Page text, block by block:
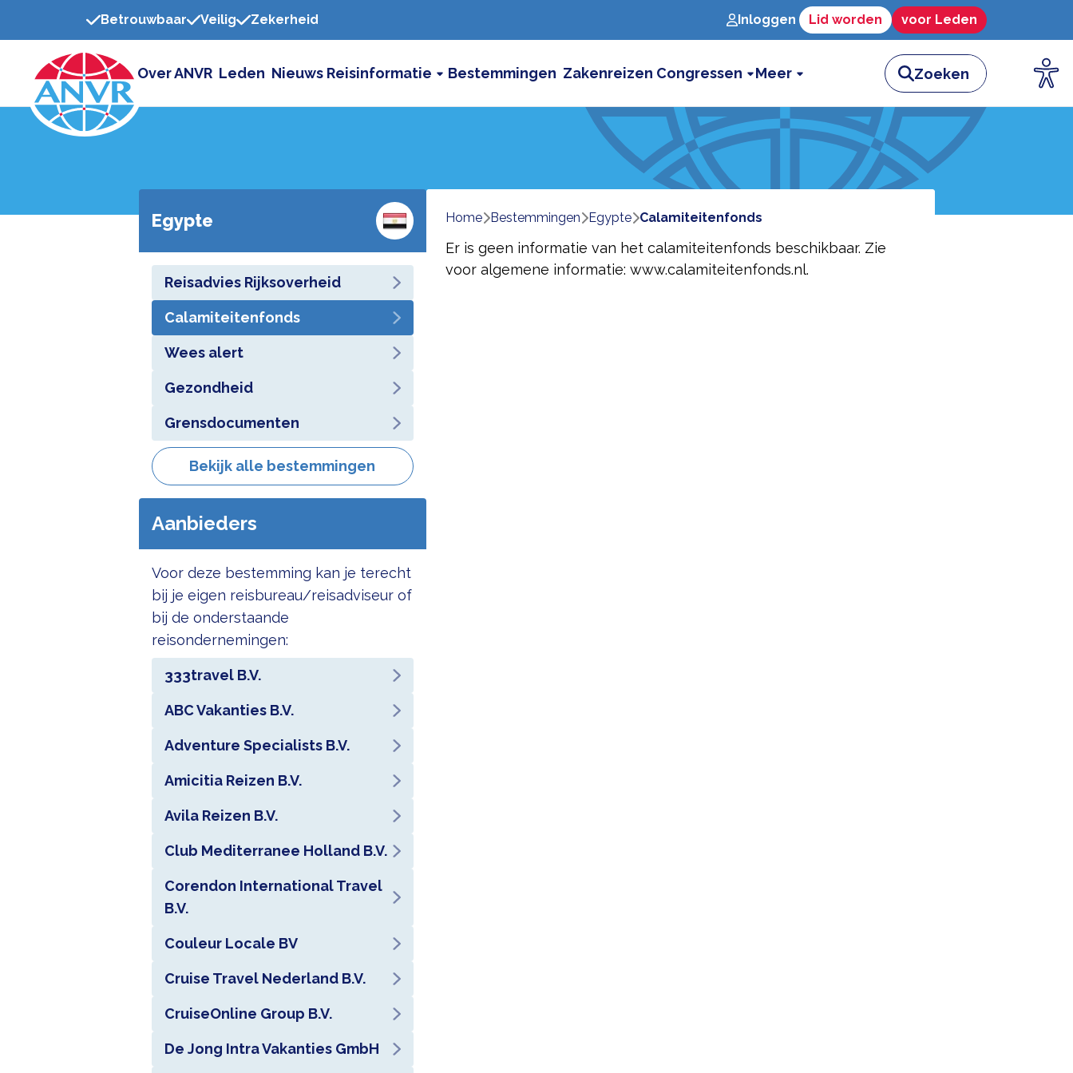
Betrouwbaar Veilig Zekerheid Inloggen Lid worden voor Leden
Over ANVR Leden Nieuws Reisinformatie Bestemmingen Zakenreizen Congressen Meer
Egypte
Reisadvies Rijksoverheid
Calamiteitenfonds
Wees alert
Gezondheid
Grensdocumenten
Bekijk alle bestemmingen
Aanbieders
Voor deze bestemming kan je terecht
bij je eigen reisbureau/reisadviseur of
bij de onderstaande
reisondernemingen:
333travel B.V.
ABC Vakanties B.V.
Adventure Specialists B.V.
Amicitia Reizen B.V.
Avila Reizen B.V.
Club Mediterranee Holland B.V.
Corendon International Travel
B.V.
Couleur Locale BV
Cruise Travel Nederland B.V.
CruiseOnline Group B.V.
De Jong Intra Vakanties GmbH
Home bestemmingen egypte calamiteitenfonds
Er is geen informatie van het calamiteitenfonds beschikbaar. Zie
voor algemene informatie: www.calamiteitenfonds.nl.